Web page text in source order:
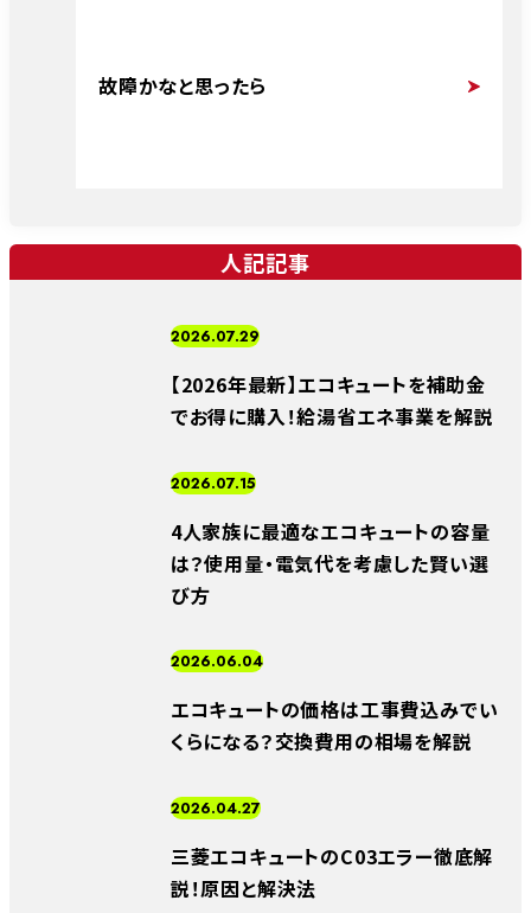
故障かなと思ったら
人記記事
2026.07.29
【2026年最新】エコキュートを補助金
でお得に購入！給湯省エネ事業を解説
2026.07.15
4人家族に最適なエコキュートの容量
は？使用量・電気代を考慮した賢い選
び方
2026.06.04
エコキュートの価格は工事費込みでい
くらになる？交換費用の相場を解説
2026.04.27
三菱エコキュートのC03エラー徹底解
説！原因と解決法